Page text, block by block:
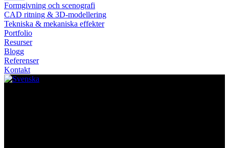
Formgivning och scenografi
CAD ritning & 3D-modellering
Tekniska & mekaniska effekter
Portfolio
Resurser
Blogg
Referenser
Kontakt